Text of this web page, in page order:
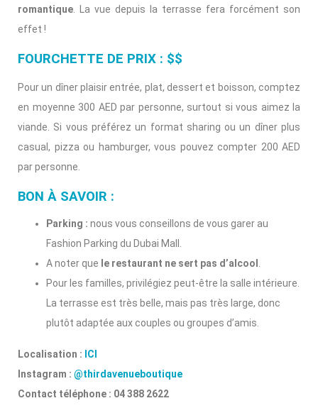
romantique. La vue depuis la terrasse fera forcément son
effet !
FOURCHETTE DE PRIX : $$
Pour un dîner plaisir entrée, plat, dessert et boisson, comptez
en moyenne 300 AED par personne, surtout si vous aimez la
viande. Si vous préférez un format sharing ou un dîner plus
casual, pizza ou hamburger, vous pouvez compter 200 AED
par personne.
BON À SAVOIR :
Parking : nous vous conseillons de vous garer au
Fashion Parking du Dubai Mall.
A noter que le restaurant ne sert pas d’alcool .
Pour les familles, privilégiez peut-être la salle intérieure.
La terrasse est très belle, mais pas très large, donc
plutôt adaptée aux couples ou groupes d’amis.
Localisation : ICI
Instagram : @thirdavenueboutique
Contact téléphone : 04 388 2622